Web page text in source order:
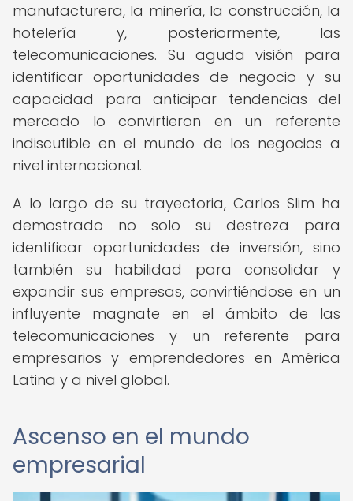
manufacturera, la minería, la construcción, la
hotelería y, posteriormente, las
telecomunicaciones. Su aguda visión para
identificar oportunidades de negocio y su
capacidad para anticipar tendencias del
mercado lo convirtieron en un referente
indiscutible en el mundo de los negocios a
nivel internacional.
A lo largo de su trayectoria, Carlos Slim ha
demostrado no solo su destreza para
identificar oportunidades de inversión, sino
también su habilidad para consolidar y
expandir sus empresas, convirtiéndose en un
influyente magnate en el ámbito de las
telecomunicaciones y un referente para
empresarios y emprendedores en América
Latina y a nivel global.
Ascenso en el mundo
empresarial